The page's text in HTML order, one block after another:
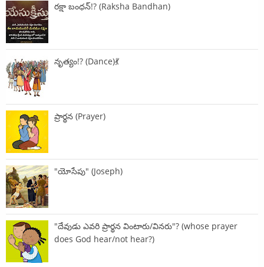
రక్షా బంధన్!? (Raksha Bandhan)
నృత్యం!? (Dance)💃
ప్రార్థన (Prayer)
"యోసేపు" (Joseph)
"దేవుడు ఎవరి ప్రార్థన వింటారు/వినరు"? (whose prayer
does God hear/not hear?)